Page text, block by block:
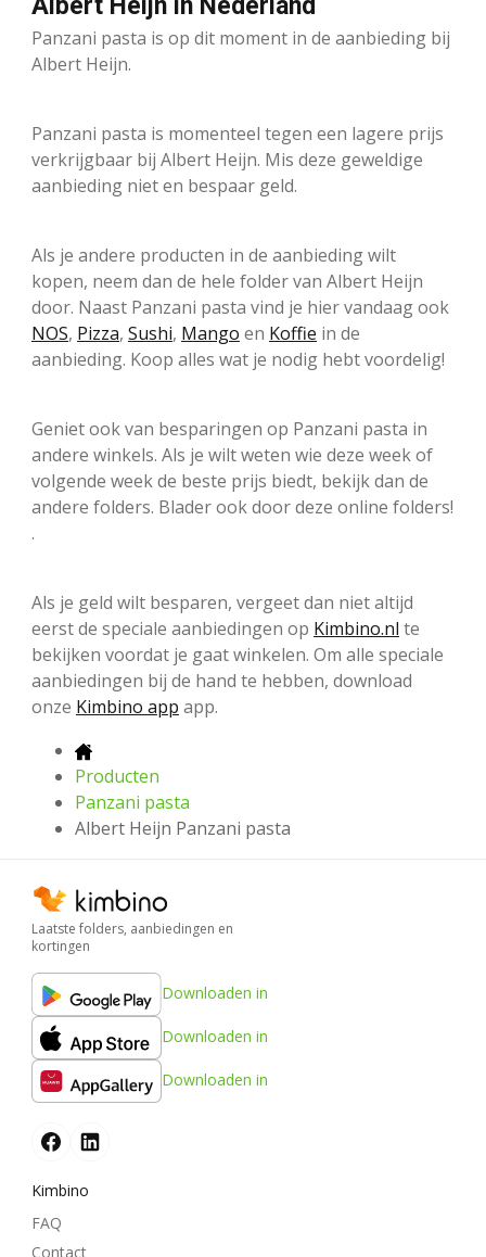
Albert Heijn in Nederland
Panzani pasta is op dit moment in de aanbieding bij
Albert Heijn.
Panzani pasta is momenteel tegen een lagere prijs
verkrijgbaar bij Albert Heijn. Mis deze geweldige
aanbieding niet en bespaar geld.
Als je andere producten in de aanbieding wilt
kopen, neem dan de hele folder van Albert Heijn
door. Naast Panzani pasta vind je hier vandaag ook
NOS, Pizza, Sushi, Mango en Koffie in de
aanbieding. Koop alles wat je nodig hebt voordelig!
Geniet ook van besparingen op Panzani pasta in
andere winkels. Als je wilt weten wie deze week of
volgende week de beste prijs biedt, bekijk dan de
andere folders. Blader ook door deze online folders!
.
Als je geld wilt besparen, vergeet dan niet altijd
eerst de speciale aanbiedingen op Kimbino.nl te
bekijken voordat je gaat winkelen. Om alle speciale
aanbiedingen bij de hand te hebben, download
onze Kimbino app app.
Producten
Panzani pasta
Albert Heijn Panzani pasta
Laatste folders, aanbiedingen en
kortingen
Downloaden in
Downloaden in
Downloaden in
Kimbino
FAQ
Contact